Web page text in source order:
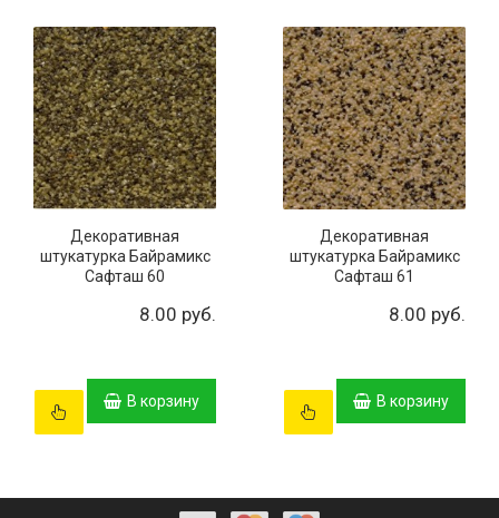
Декоративная
штукатурка Байрамикс
Сафташ 60
8.00 руб.
В корзину
Декоративная
штукатурка Байрамикс
Сафташ 61
8.00 руб.
В корзину